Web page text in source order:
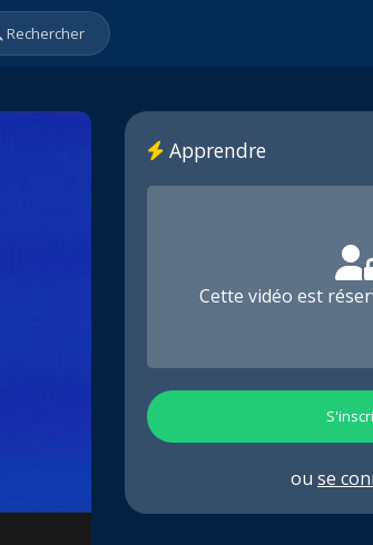
Rechercher
Apprendre
Cette vidéo est
ou se